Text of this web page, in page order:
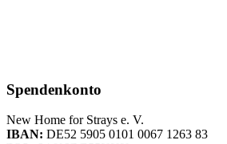
Spendenkonto
New Home for Strays e. V.
IBAN: DE52 5905 0101 0067 1263 83